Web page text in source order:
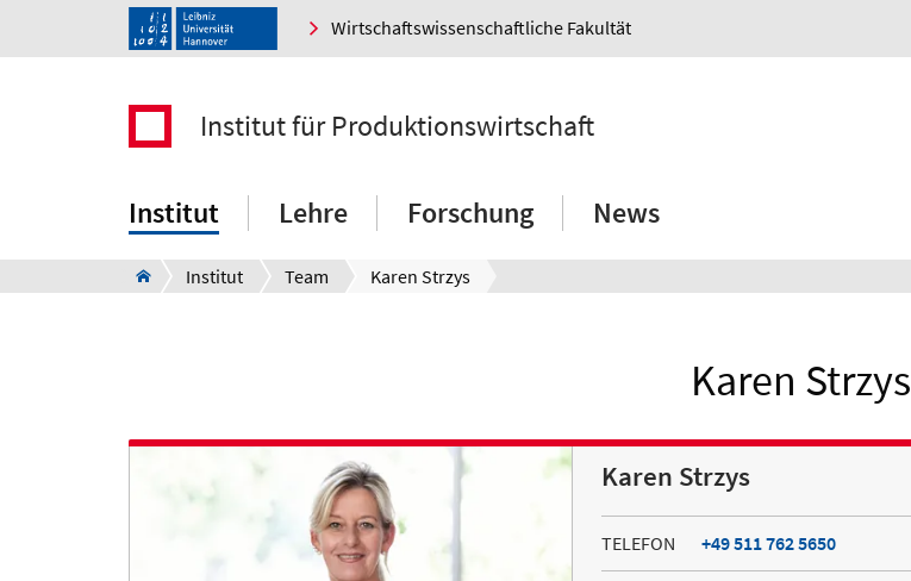
Wirtschaftswissenschaftliche Fakultät
Institut für Produktionswirtschaft
Institut Lehre Forschung News
Institut Team Karen Strzys
Karen Strzys
Karen Strzys
TELEFON +49 511 762 5650